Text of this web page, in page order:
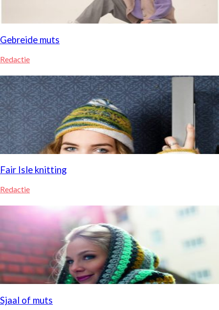
Gebreide muts
Redactie
Fair Isle knitting
Redactie
Sjaal of muts